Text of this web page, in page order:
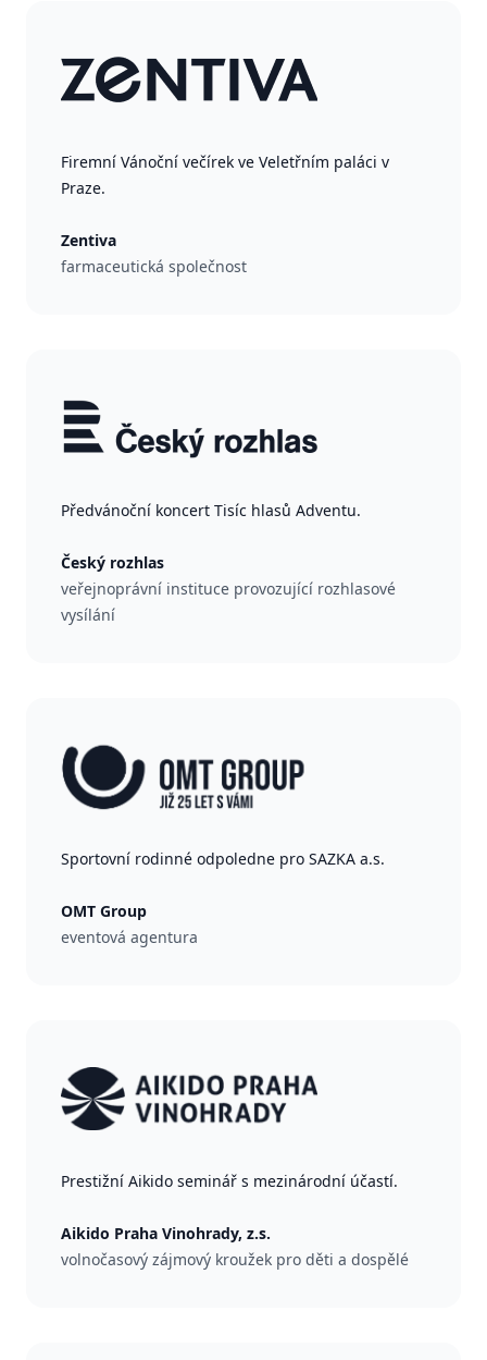
Firemní Vánoční večírek ve Veletřním paláci v
Praze.
Zentiva
farmaceutická společnost
Předvánoční koncert Tisíc hlasů Adventu.
Český rozhlas
veřejnoprávní instituce provozující rozhlasové
vysílání
Sportovní rodinné odpoledne pro SAZKA a.s.
OMT Group
eventová agentura
Prestižní Aikido seminář s mezinárodní účastí.
Aikido Praha Vinohrady, z.s.
volnočasový zájmový kroužek pro děti a dospělé